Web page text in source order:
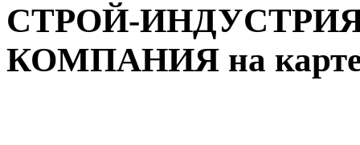
СТРОЙ-
КОМПАНИЯ на